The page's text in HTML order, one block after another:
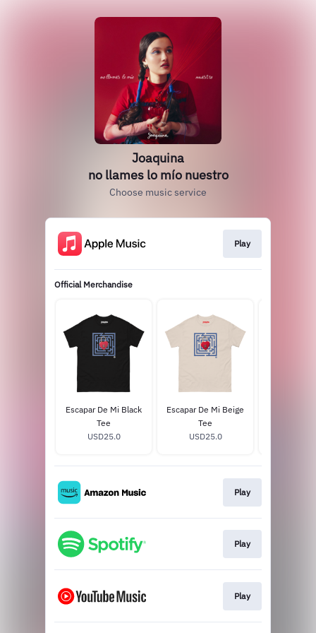
Joaquina
no llames lo mío nuestro
Choose music service
Play
Official Merchandise
Escapar De Mi Black
Tee
USD25.0
Escapar De Mi Beige
Tee
USD25.0
Play
Play
Play